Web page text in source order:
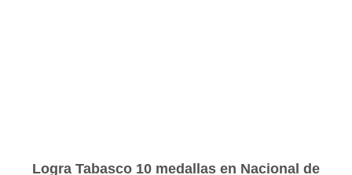
Logra Tabasco 10 medallas en Nacional de